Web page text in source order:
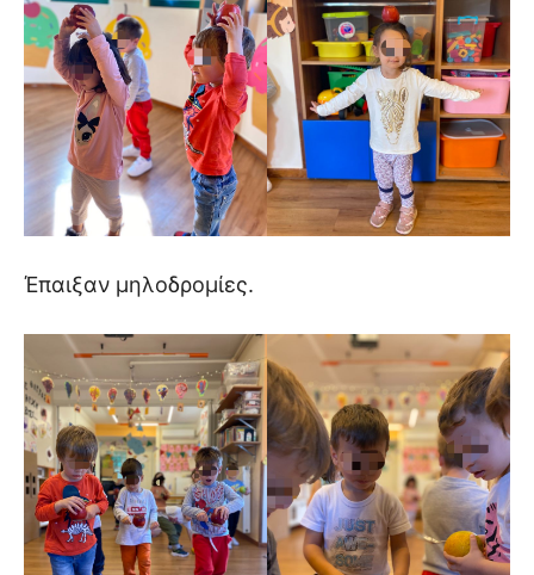
Έπαιξαν μηλοδρομίες.